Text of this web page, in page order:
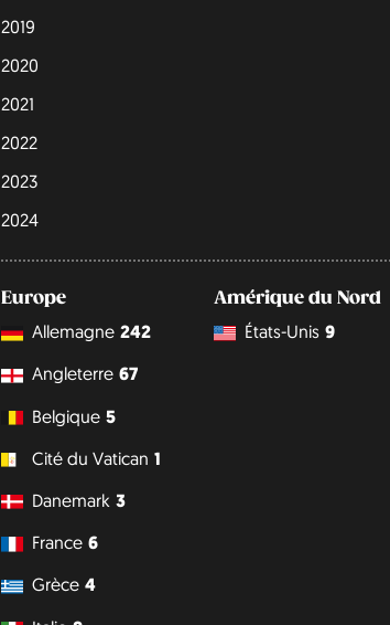
2019
2020
2021
2022
2023
2024
Europe
Allemagne 242
Angleterre 67
Belgique 5
Cité du Vatican 1
Danemark 3
France 6
Grèce 4
Amérique du Nord
États-Unis 9